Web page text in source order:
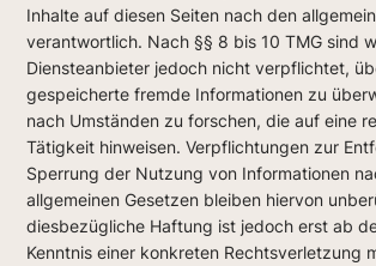
Inhalte auf diesen Seiten nach den
verantwortlich. Nach §§ 8 bis 10 TMG sind
Diensteanbieter jedoch nicht verpflichtet,
gespeicherte fremde Informationen zu
nach Umständen zu forschen, die auf eine
Tätigkeit hinweisen. Verpflichtungen zur
Sperrung der Nutzung von Informationen
allgemeinen Gesetzen bleiben hiervon
diesbezügliche Haftung ist jedoch erst ab
Kenntnis einer konkreten Rechtsverletzung